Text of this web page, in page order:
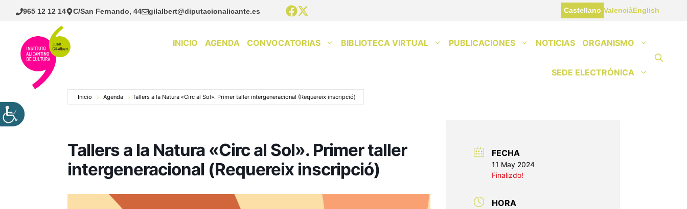
Saltar
965 12 12 14 C/San Fernando, 44 gilalbert@diputacionalicante.es Castellano ValenciàEnglish
INICIO AGENDA CONVOCATORIAS BIBLIOTECA VIRTUAL PUBLICACIONES NOTICIAS ORGANISMO
SEDE ELECTRÓNICA
Inicio Agenda Tallers a la Natura «Circ al Sol». Primer taller intergeneracional (Requereix inscripció)
Tallers a la Natura «Circ al Sol». Primer taller
intergeneracional (Requereix inscripció)
FECHA
11 May 2024
Finalizdo!
HORA